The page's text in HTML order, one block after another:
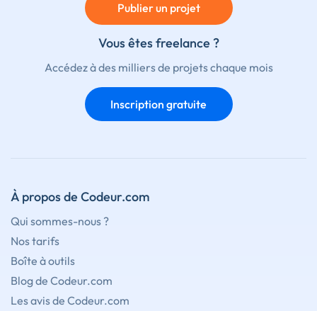
Publier un projet
Vous êtes freelance ?
Accédez à des milliers de projets chaque mois
Inscription gratuite
À propos de Codeur.com
Qui sommes-nous ?
Nos tarifs
Boîte à outils
Blog de Codeur.com
Les avis de Codeur.com